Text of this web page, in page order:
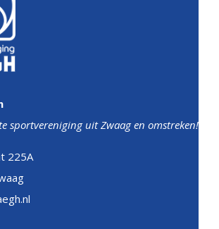
sportvereniging uit Zwaag en omstreken!
225A